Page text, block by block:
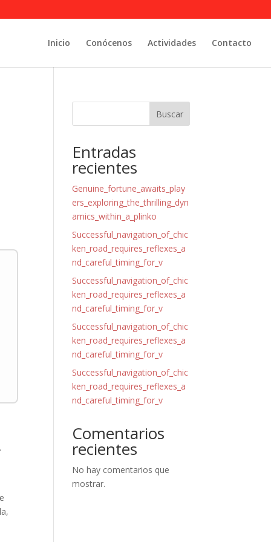
Inicio Conócenos Actividades Contacto
Buscar
Entradas
recientes
Genuine_fortune_awaits_play
ers_exploring_the_thrilling_dyn
amics_within_a_plinko
Successful_navigation_of_chic
ken_road_requires_reflexes_a
nd_careful_timing_for_v
Successful_navigation_of_chic
ken_road_requires_reflexes_a
nd_careful_timing_for_v
Successful_navigation_of_chic
ken_road_requires_reflexes_a
nd_careful_timing_for_v
Successful_navigation_of_chic
ken_road_requires_reflexes_a
nd_careful_timing_for_v
Comentarios
recientes
No hay comentarios que
mostrar.